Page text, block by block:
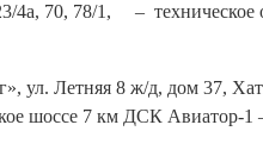
4а, 70, 78/1, – техническое
ул. Летняя 8 ж/д, дом 37,
шоссе 7 км ДСК Авиатор-1 –